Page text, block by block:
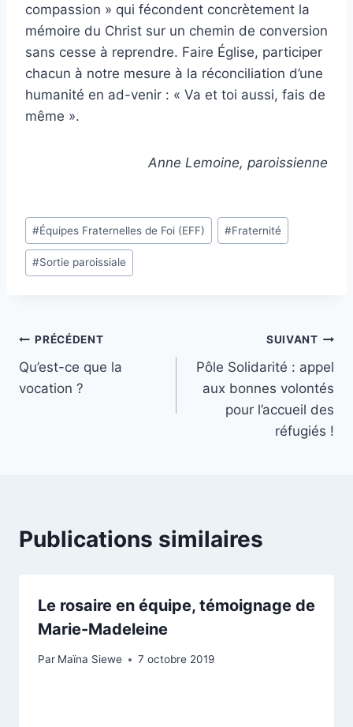
compassion » qui fécondent concrètement la
mémoire du Christ sur un chemin de conversion
sans cesse à reprendre. Faire Église, participer
chacun à notre mesure à la réconciliation d’une
humanité en ad-venir : « Va et toi aussi, fais de
même ».
Anne Lemoine, paroissienne
Étiquettes
de
la
#Équipes Fraternelles de Foi (EFF) #Fraternité
#Sortie paroissiale
Navigation
de
PRÉCÉDENT
Qu’est-ce que la
vocation ?
SUIVANT
Pôle Solidarité : appel
aux bonnes volontés
pour l’accueil des
réfugiés !
Publications similaires
Le rosaire en équipe, témoignage de
Marie-Madeleine
Par Maïna Siewe 7 octobre 2019